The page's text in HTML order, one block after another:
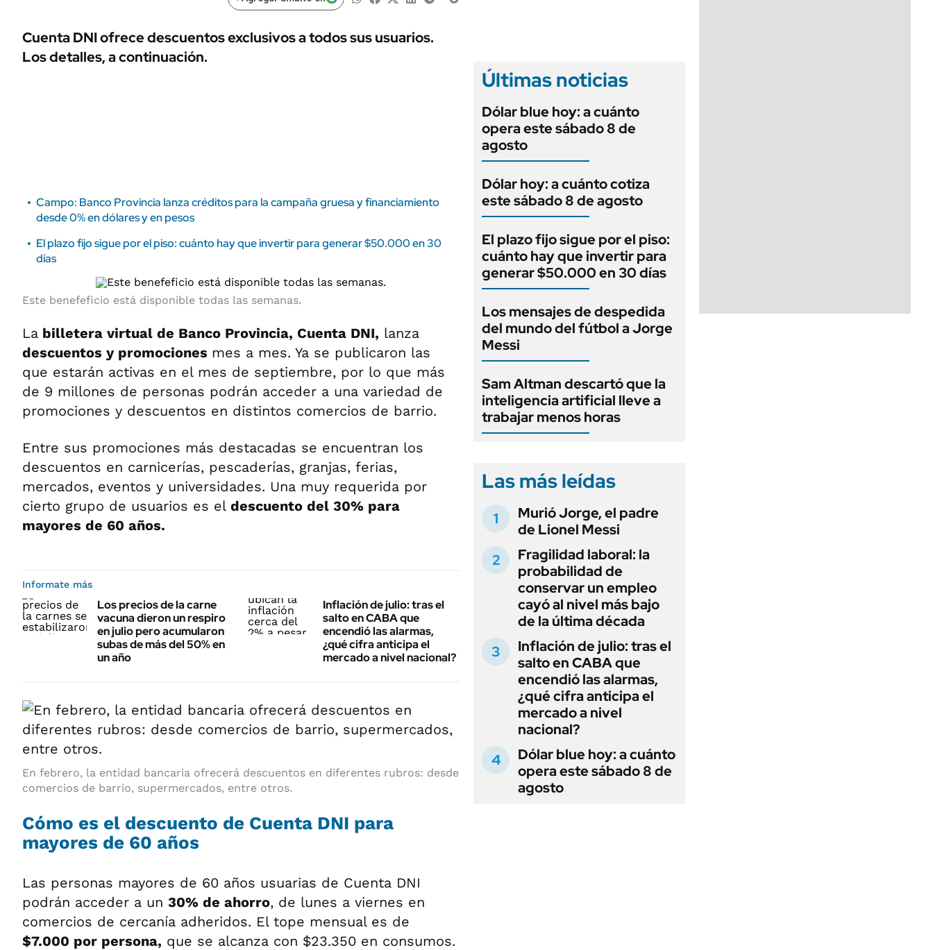
URUGUAY
AUTOS
Cuenta DNI ofrece descuentos exclusivos a todos sus usuarios.
Los detalles, a continuación.
Campo: Banco Provincia lanza créditos para la campaña gruesa y financiamiento
desde 0% en dólares y en pesos
El plazo fijo sigue por el piso: cuánto hay que invertir para generar $50.000 en 30
días
Este benefeficio está disponible todas las semanas.
La billetera virtual de Banco Provincia, Cuenta DNI, lanza
descuentos y promociones mes a mes. Ya se publicaron las
que estarán activas en el mes de septiembre, por lo que más
de 9 millones de personas podrán acceder a una variedad de
promociones y descuentos en distintos comercios de barrio.
Entre sus promociones más destacadas se encuentran los
descuentos en carnicerías, pescaderías, granjas, ferias,
mercados, eventos y universidades. Una muy requerida por
cierto grupo de usuarios es el descuento del 30% para
mayores de 60 años.
Informate más
Los precios de la carne
vacuna dieron un respiro
en julio pero acumularon
subas de más del 50% en
un año
Inflación de julio: tras el
salto en CABA que
encendió las alarmas,
¿qué cifra anticipa el
mercado a nivel nacional?
En febrero, la entidad bancaria ofrecerá descuentos en diferentes rubros: desde
comercios de barrio, supermercados, entre otros.
Cómo es el descuento de Cuenta DNI para
mayores de 60 años
Las personas mayores de 60 años usuarias de Cuenta DNI
podrán acceder a un 30% de ahorro, de lunes a viernes en
comercios de cercanía adheridos. El tope mensual es de
$7.000 por persona, que se alcanza con $23.350 en consumos.
Últimas noticias
Dólar blue hoy: a cuánto
opera este sábado 8 de
agosto
Dólar hoy: a cuánto cotiza
este sábado 8 de agosto
El plazo fijo sigue por el piso:
cuánto hay que invertir para
generar $50.000 en 30 días
Los mensajes de despedida
del mundo del fútbol a Jorge
Messi
Sam Altman descartó que la
inteligencia artificial lleve a
trabajar menos horas
Las más leídas
Murió Jorge, el padre
de Lionel Messi
Fragilidad laboral: la
probabilidad de
conservar un empleo
cayó al nivel más bajo
de la última década
Inflación de julio: tras el
salto en CABA que
encendió las alarmas,
¿qué cifra anticipa el
mercado a nivel
nacional?
Dólar blue hoy: a cuánto
opera este sábado 8 de
agosto